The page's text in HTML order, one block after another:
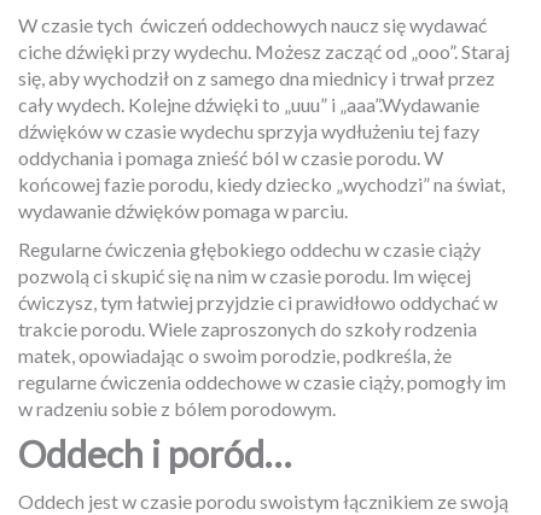
W czasie tych ćwiczeń oddechowych naucz się wydawać
ciche dźwięki przy wydechu. Możesz zacząć od „ooo”. Staraj
się, aby wychodził on z samego dna miednicy i trwał przez
cały wydech. Kolejne dźwięki to „uuu” i „aaa”.Wydawanie
dźwięków w czasie wydechu sprzyja wydłużeniu tej fazy
oddychania i pomaga znieść ból w czasie porodu. W
końcowej fazie porodu, kiedy dziecko „wychodzi” na świat,
wydawanie dźwięków pomaga w parciu.
Regularne ćwiczenia głębokiego oddechu w czasie ciąży
pozwolą ci skupić się na nim w czasie porodu. Im więcej
ćwiczysz, tym łatwiej przyjdzie ci prawidłowo oddychać w
trakcie porodu. Wiele zaproszonych do szkoły rodzenia
matek, opowiadając o swoim porodzie, podkreśla, że
regularne ćwiczenia oddechowe w czasie ciąży, pomogły im
w radzeniu sobie z bólem porodowym.
Oddech i poród…
Oddech jest w czasie porodu swoistym łącznikiem ze swoją